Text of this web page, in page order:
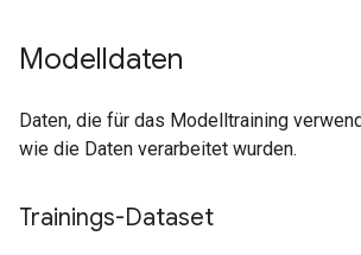
Modelldaten
Daten, die für das Modelltraining
wie die Daten verarbeitet wurden.
Trainings-Dataset